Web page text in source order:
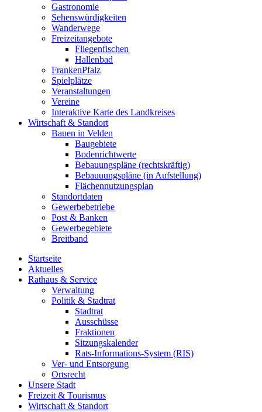
Gastronomie
Sehenswürdigkeiten
Wanderwege
Freizeitangebote
Fliegenfischen
Hallenbad
FrankenPfalz
Spielplätze
Veranstaltungen
Vereine
Interaktive Karte des Landkreises
Wirtschaft & Standort
Bauen in Velden
Baugebiete
Bodenrichtwerte
Bebauungspläne (rechtskräftig)
Bebauuungspläne (in Aufstellung)
Flächennutzungsplan
Standortdaten
Gewerbebetriebe
Post & Banken
Gewerbegebiete
Breitband
Startseite
Aktuelles
Rathaus & Service
Verwaltung
Politik & Stadtrat
Stadtrat
Ausschüsse
Fraktionen
Sitzungskalender
Rats-Informations-System (RIS)
Ver- und Entsorgung
Ortsrecht
Unsere Stadt
Freizeit & Tourismus
Wirtschaft & Standort